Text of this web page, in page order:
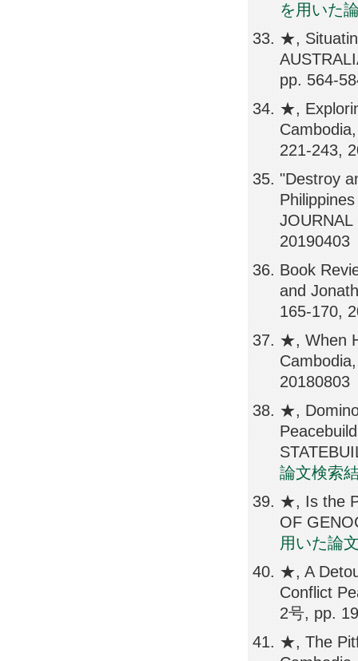
を用いた
★,
pp. 564-
★,
221-243,
"Destroy
20190403
Book
and
165-170,
★, When
20180803
★,
論文検索
★, Is the
OF
用いた論
★, A
Conflict
2号, pp.
★, The